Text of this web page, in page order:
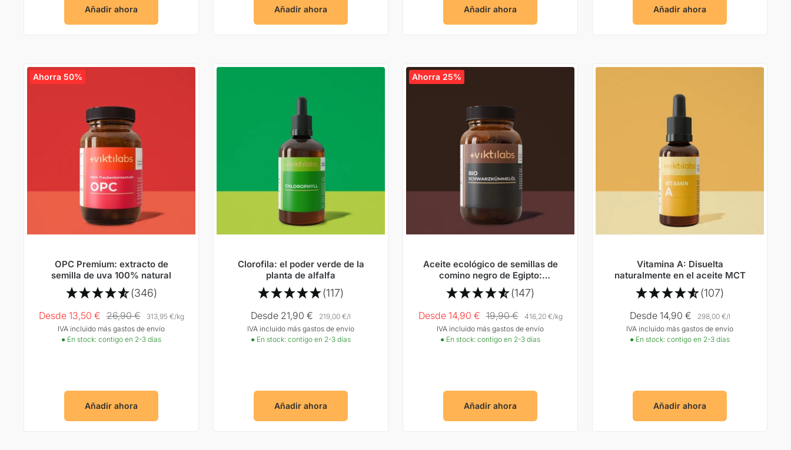
Añadir ahora Añadir ahora Añadir ahora Añadir ahora
Ahorra 50%
OPC Premium: extracto de
semilla de uva 100% natural
(346)
Precio
Oferta
Desde 13,50 € Precio
normal
26,90 € 313,95 €/kg
IVA incluido más gastos de envío
● En stock: contigo en 2-3 días
Añadir ahora
Clorofila: el poder verde de la
planta de alfalfa
(117)
Precio
Oferta
Desde 21,90 € 219,00 €/l
IVA incluido más gastos de envío
● En stock: contigo en 2-3 días
Añadir ahora
Ahorra 25%
Aceite ecológico de semillas de
comino negro de Egipto:
Naturalmente rico en ácido
linoleico (147)
Precio
Oferta
Desde 14,90 € Precio
normal
19,90 € 416,20 €/kg
IVA incluido más gastos de envío
● En stock: contigo en 2-3 días
Añadir ahora
Vitamina A: Disuelta
naturalmente en el aceite MCT
(107)
Precio
Oferta
Desde 14,90 € 298,00 €/l
IVA incluido más gastos de envío
● En stock: contigo en 2-3 días
Añadir ahora